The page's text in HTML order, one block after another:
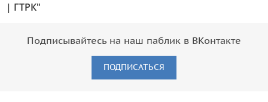
| ГТРК"
Подписывайтесь на наш паблик в ВКонтакте
ПОДПИСАТЬСЯ